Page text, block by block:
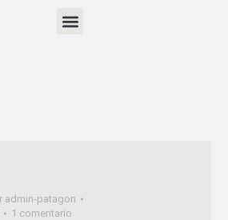
admin-patagon
1 comentario